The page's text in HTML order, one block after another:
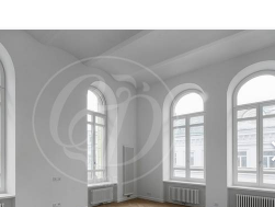
показать ещё 28 фотографий